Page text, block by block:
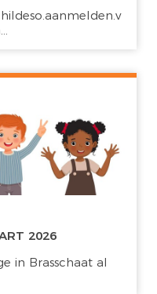
2026
in Brasschaat al